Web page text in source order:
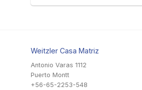
Weitzler Casa Matriz
Antonio Varas 1112
Puerto Montt
+56-65-2253-548